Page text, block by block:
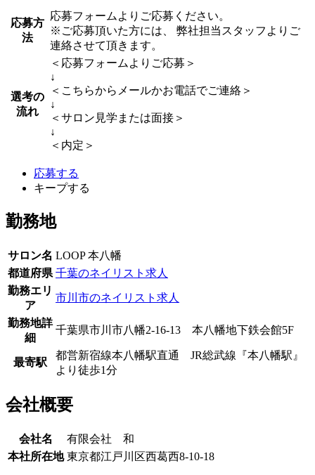
応募方
法
応募フォームよりご応募ください。
※ご応募頂いた方には、 弊社担当スタッフよりご
連絡させて頂きます。
選考の
流れ
＜応募フォームよりご応募＞
↓
＜こちらからメールかお電話でご連絡＞
↓
＜サロン見学または面接＞
↓
＜内定＞
応募する
キープする
勤務地
サロン名 LOOP 本八幡
都道府県 千葉のネイリスト求人
勤務エリ
ア
市川市のネイリスト求人
勤務地詳
細
千葉県市川市八幡2-16-13 本八幡地下鉄会館5F
最寄駅
都営新宿線本八幡駅直通 JR総武線『本八幡駅』
より徒歩1分
会社概要
会社名
有限会社 和
本社所在地 東京都江戸川区西葛西8-10-18